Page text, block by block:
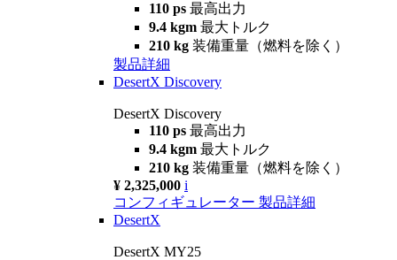
110 ps 最高出力
9.4 kgm 最大トルク
210 kg 装備重量（燃料を除く）
製品詳細
DesertX Discovery
DesertX Discovery
110 ps 最高出力
9.4 kgm 最大トルク
210 kg 装備重量（燃料を除く）
¥ 2,325,000 i
コンフィギュレーター 製品詳細
DesertX
DesertX MY25